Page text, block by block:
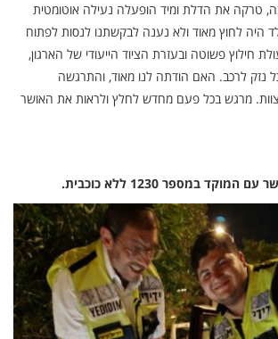
טרקה את הדלת ומיד הופעלה נעילה אוטומטית
היה לחוץ מאוד ולא נענה לבקשתנו לנסות לפתוח
חילוץ פשוטה ובעזרת הציוד הייעודי של הארגון,
נזק לרכב. האם הודתה לנו מאוד, והתרגשה
מרגש בכל פעם מחדש לחלץ ולראות את האושר
במספר 1230 ללא כוכבית.